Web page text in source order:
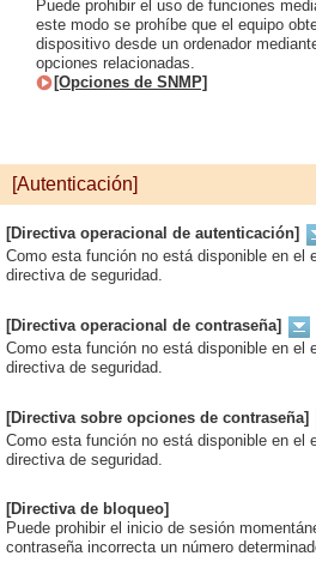
Puede prohibir el uso de funciones
este modo se prohíbe que el equipo
dispositivo desde un ordenador
opciones relacionadas.
[Opciones de SNMP]
[Autenticación]
[Directiva operacional de autenticación]
Como esta función no está disponible en el
directiva de seguridad.
[Directiva operacional de contraseña]
Como esta función no está disponible en el
directiva de seguridad.
[Directiva sobre opciones de contraseña]
Como esta función no está disponible en el
directiva de seguridad.
[Directiva de bloqueo]
Puede prohibir el inicio de sesión
contraseña incorrecta un número